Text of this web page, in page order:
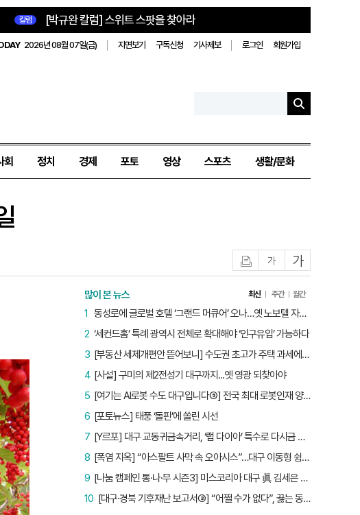
칼럼 [박규완 칼럼] 스위트 스팟을 찾아라
2026년 08월 07일(금) 지면보기 구독신청 기사제보 로그인 회원가입
회 정치 경제 포토 영상 스포츠 생활/문화
글자작게글자크게
많이 본 뉴스 최신 주간 월간
동성로에 글로벌 호텔 ‘그랜드 머큐어’ 오나…옛 노보텔 자리 사무실 개설
1
‘세컨드홈’ 특례 광역시 전체로 확대해야 ‘인구유입’ 가능하다
2
[부동산 세제개편안 뜯어보니] 수도권 초고가 주택 과세에만 초점…침체된 지방 부동산 대책은 없다
3
[사설] 구미의 제2전성기 대구까지...옛 영광 되찾아야
4
[여기는 AI로봇 수도 대구입니다⑤] 전국 최대 로봇인재 양성소…“대구산업 맞춤형 교육과정 만들자”
5
[포토뉴스] 태풍 ‘돌핀’에 쏠린 시선
6
[Y르포] 대구 교동귀금속거리, ‘랩 다이아’ 특수로 다시금 활기…“반짝 인기 의존 않는 지속 가능 성장 동력 마련해야”
7
[폭염 지옥] “아스팔트 사막 속 오아시스”…대구 이동형 쉼터 버스 ‘북적’, 지하철역도 ‘바글’
8
[나눔 캠페인 통·나·무 시즌3] 미스코리아 대구 眞 김세은 “내가 받은 응원, 다음 사람에게”
9
[대구·경북 기후재난 보고서③] “어쩔 수가 없다”, 끓는 동해…‘절멸 위기’ 경북 수산업
10